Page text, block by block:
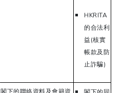
HKRITA
的合法利
益(核實
帳款及防
止詐騙)